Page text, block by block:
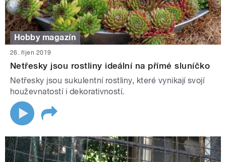
Hobby magazín
26. říjen 2019
Netřesky jsou rostliny ideální na přímé sluníčko
Netřesky jsou sukulentní rostliny, které vynikají svojí
houževnatostí i dekorativností.